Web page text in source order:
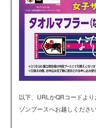
以下、URLかQRコードよ
ゾンブースへお越しください